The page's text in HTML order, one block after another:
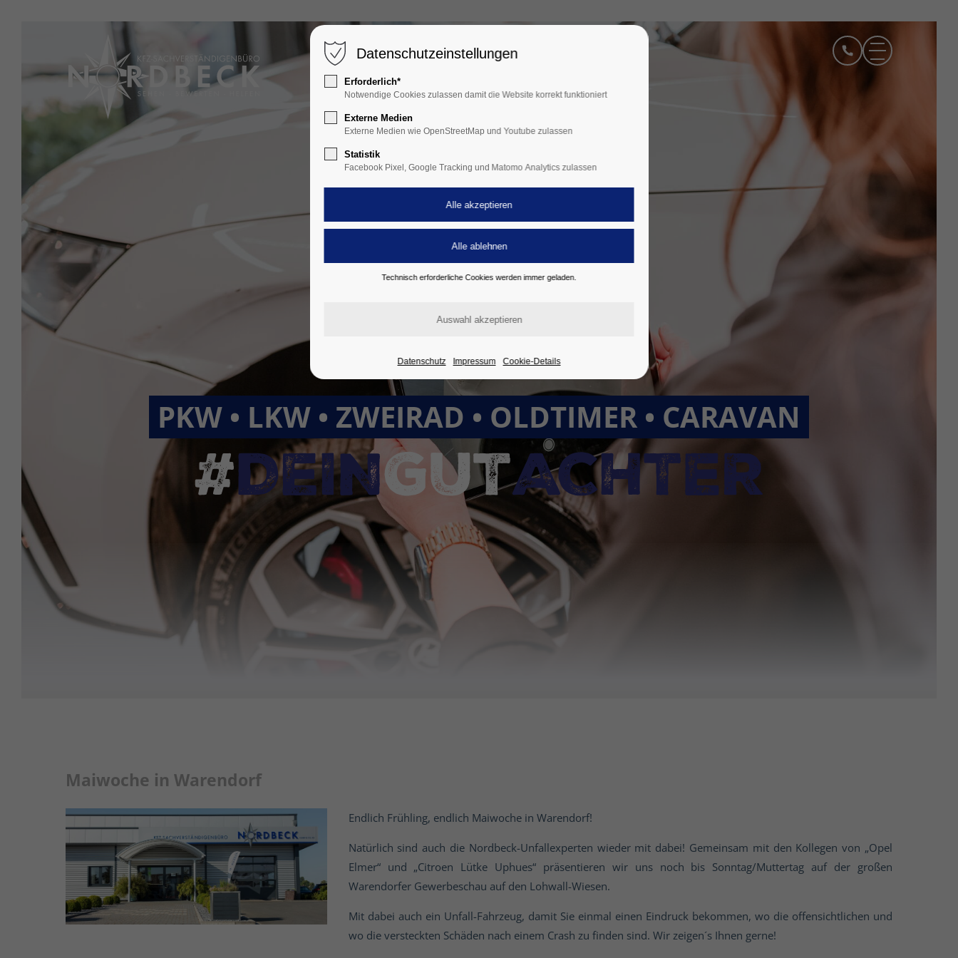
PKW • LKW • ZWEIRAD • OLDTIMER • CARAVAN
Maiwoche in Warendorf
Endlich Frühling, endlich Maiwoche in Warendorf!
Natürlich sind auch die Nordbeck-Unfallexperten wieder mit dabei! Gemeinsam mit den Kollegen von „Opel
Elmer“ und „Citroen Lütke Uphues“ präsentieren wir uns noch bis Sonntag/Muttertag auf der großen
Warendorfer Gewerbeschau auf den Lohwall-Wiesen.
Mit dabei auch ein Unfall-Fahrzeug, damit Sie einmal einen Eindruck bekommen, wo die offensichtlichen und
wo die versteckten Schäden nach einem Crash zu finden sind. Wir zeigen´s Ihnen gerne!
Datenschutzeinstellungen
Erforderlich*
Notwendige Cookies zulassen damit die Website korrekt funktioniert
Externe Medien
Externe Medien wie OpenStreetMap und Youtube zulassen
Statistik
Facebook Pixel, Google Tracking und Matomo Analytics zulassen
Technisch erforderliche Cookies werden immer geladen.
Datenschutz Impressum Cookie-Details